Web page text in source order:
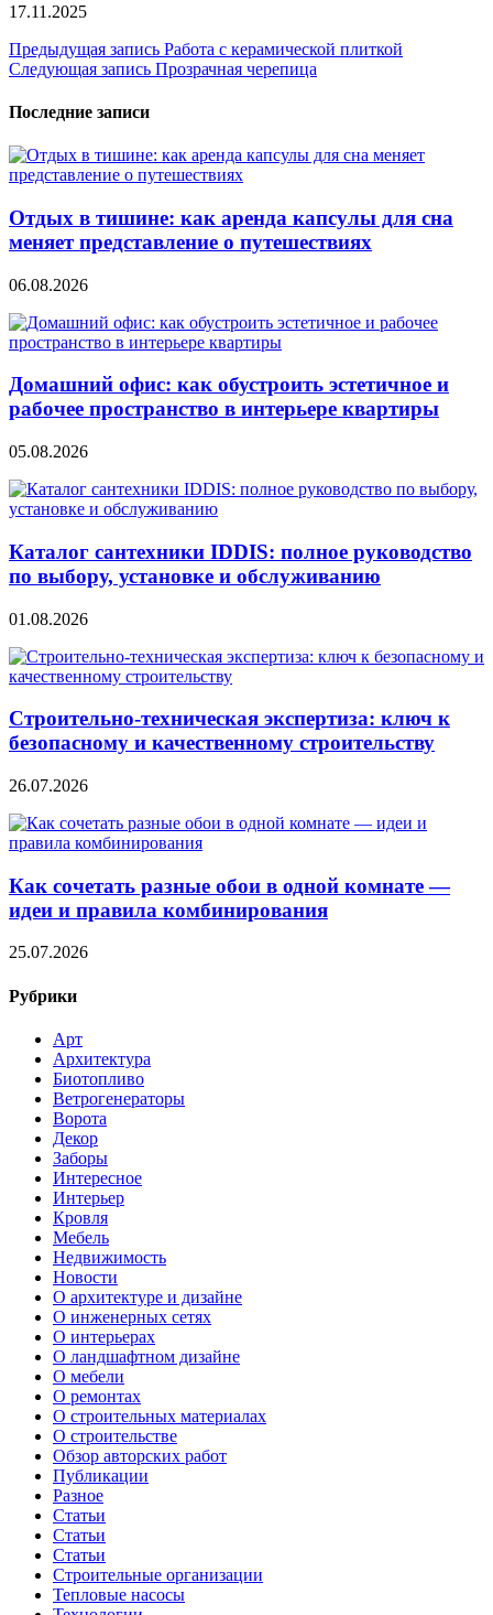
17.11.2025
Навигация
по
записям
Предыдущая запись Работа с керамической плиткой
Следующая запись Прозрачная черепица
Последние записи
Отдых в тишине: как аренда капсулы для сна
меняет представление о путешествиях
06.08.2026
Домашний офис: как обустроить эстетичное и
рабочее пространство в интерьере квартиры
05.08.2026
Каталог сантехники IDDIS: полное руководство
по выбору, установке и обслуживанию
01.08.2026
Строительно‑техническая экспертиза: ключ к
безопасному и качественному строительству
26.07.2026
Как сочетать разные обои в одной комнате —
идеи и правила комбинирования
25.07.2026
Рубрики
Арт
Архитектура
Биотопливо
Ветрогенераторы
Ворота
Декор
Заборы
Интересное
Интерьер
Кровля
Мебель
Недвижимость
Новости
О архитектуре и дизайне
О инженерных сетях
О интерьерах
О ландшафтном дизайне
О мебели
О ремонтах
О строительных материалах
О строительстве
Обзор авторских работ
Публикации
Разное
Статьи
Статьи
Статьи
Строительные организации
Тепловые насосы